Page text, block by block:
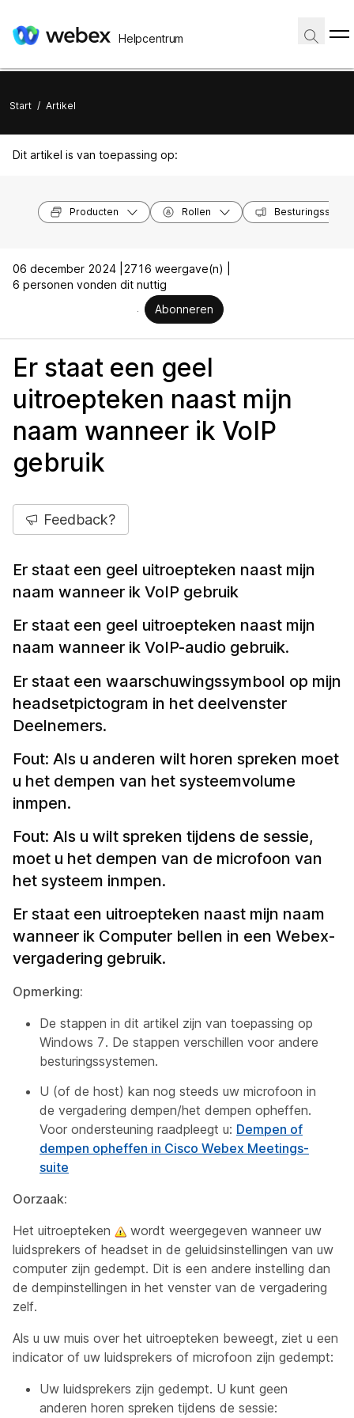
Helpcentrum
Start / Artikel
Dit artikel is van toepassing op:
Producten Rollen
06 december 2024 |
2716 weergave(n) |
6 personen vonden dit nuttig
Abonneren
Er staat een geel
uitroepteken naast mijn
naam wanneer ik VoIP
gebruik
Feedback?
Er staat een geel uitroepteken naast mijn
naam wanneer ik VoIP gebruik
Er staat een geel uitroepteken naast mijn
naam wanneer ik VoIP-audio gebruik.
Er staat een waarschuwingssymbool op mijn
headsetpictogram in het deelvenster
Deelnemers.
Fout: Als u anderen wilt horen spreken moet
u het dempen van het systeemvolume
inmpen.
Fout: Als u wilt spreken tijdens de sessie,
moet u het dempen van de microfoon van
het systeem inmpen.
Er staat een uitroepteken naast mijn naam
wanneer ik Computer bellen in een Webex-
vergadering gebruik.
Opmerking:
De stappen in dit artikel zijn van toepassing op
Windows 7. De stappen verschillen voor andere
besturingssystemen.
U (of de host) kan nog steeds uw microfoon in
de vergadering dempen/het dempen opheffen.
Voor ondersteuning raadpleegt u: Dempen of
dempen opheffen in Cisco Webex Meetings-
suite
Oorzaak:
Het uitroepteken
wordt weergegeven wanneer uw
luidsprekers of headset in de geluidsinstellingen van uw
computer zijn gedempt. Dit is een andere instelling dan
de dempinstellingen in het venster van de vergadering
zelf.
Als u uw muis over het uitroepteken beweegt, ziet u een
indicator of uw luidsprekers of microfoon zijn gedempt:
Uw luidsprekers zijn gedempt. U kunt geen
anderen horen spreken tijdens de sessie: